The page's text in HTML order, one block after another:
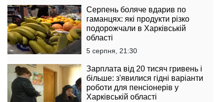
Серпень боляче вдарив по
гаманцях: які продукти різко
подорожчали в Харківській
області
5 серпня, 21:30
Зарплата від 20 тисяч гривень і
більше: з'явилися гідні варіанти
роботи для пенсіонерів у
Харківській області